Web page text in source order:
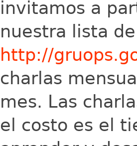
invitamos a
nuestra lista
http://
charlas
mes. Las
el costo es el